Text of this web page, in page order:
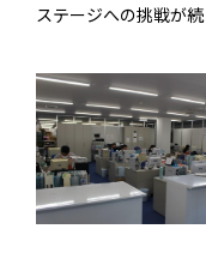
ステージへの挑戦が続